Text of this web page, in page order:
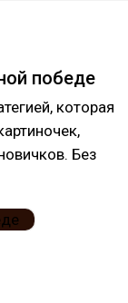
победе
которая
Без